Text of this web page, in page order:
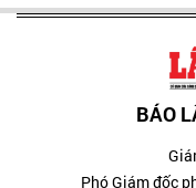
BÁO
Phó Giám đốc